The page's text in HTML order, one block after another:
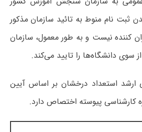
نام منوط به تائید سازمان مذکور
کننده نیست و به طور معمول، سازمان
دانشگاه‌ها را تایید می‌کند.
ارشد استعداد درخشان بر اساس آیین
کارشناسی پیوسته اختصاص دارد.